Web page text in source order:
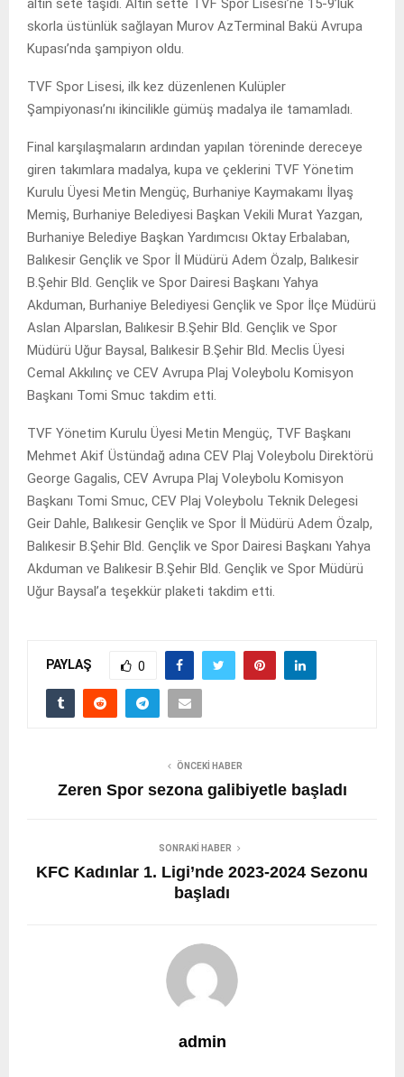
altın sete taşıdı. Altın sette TVF Spor Lisesi’ne 15-9’luk
skorla üstünlük sağlayan Murov AzTerminal Bakü Avrupa
Kupası’nda şampiyon oldu.
TVF Spor Lisesi, ilk kez düzenlenen Kulüpler
Şampiyonası’nı ikincilikle gümüş madalya ile tamamladı.
Final karşılaşmaların ardından yapılan töreninde dereceye
giren takımlara madalya, kupa ve çeklerini TVF Yönetim
Kurulu Üyesi Metin Mengüç, Burhaniye Kaymakamı İlyaş
Memiş, Burhaniye Belediyesi Başkan Vekili Murat Yazgan,
Burhaniye Belediye Başkan Yardımcısı Oktay Erbalaban,
Balıkesir Gençlik ve Spor İl Müdürü Adem Özalp, Balıkesir
B.Şehir Bld. Gençlik ve Spor Dairesi Başkanı Yahya
Akduman, Burhaniye Belediyesi Gençlik ve Spor İlçe Müdürü
Aslan Alparslan, Balıkesir B.Şehir Bld. Gençlik ve Spor
Müdürü Uğur Baysal, Balıkesir B.Şehir Bld. Meclis Üyesi
Cemal Akkılınç ve CEV Avrupa Plaj Voleybolu Komisyon
Başkanı Tomi Smuc takdim etti.
TVF Yönetim Kurulu Üyesi Metin Mengüç, TVF Başkanı
Mehmet Akif Üstündağ adına CEV Plaj Voleybolu Direktörü
George Gagalis, CEV Avrupa Plaj Voleybolu Komisyon
Başkanı Tomi Smuc, CEV Plaj Voleybolu Teknik Delegesi
Geir Dahle, Balıkesir Gençlik ve Spor İl Müdürü Adem Özalp,
Balıkesir B.Şehir Bld. Gençlik ve Spor Dairesi Başkanı Yahya
Akduman ve Balıkesir B.Şehir Bld. Gençlik ve Spor Müdürü
Uğur Baysal’a teşekkür plaketi takdim etti.
PAYLAŞ 0
ÖNCEKI HABER
Zeren Spor sezona galibiyetle başladı
SONRAKI HABER
KFC Kadınlar 1. Ligi’nde 2023-2024 Sezonu
başladı
admin